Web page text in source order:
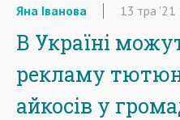
Яна Іванова 13 тра '21
В Україні
рекламу
айкосів у